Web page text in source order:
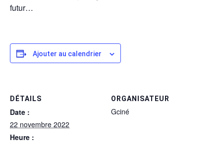
futur…
Ajouter au calendrier
DÉTAILS
Date :
22 novembre 2022
Heure :
ORGANISATEUR
Gciné